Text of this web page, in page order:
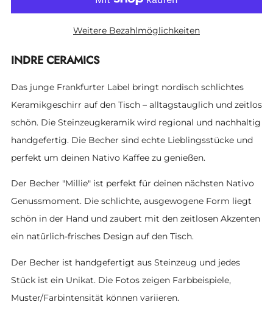
Weitere Bezahlmöglichkeiten
INDRE CERAMICS
Das junge Frankfurter Label bringt nordisch schlichtes
Keramikgeschirr auf den Tisch – alltagstauglich und zeitlos
schön. Die Steinzeugkeramik wird regional und nachhaltig
handgefertig. Die Becher sind echte Lieblingsstücke und
perfekt um deinen Nativo Kaffee zu genießen.
Der Becher "Millie" ist perfekt für deinen nächsten Nativo
Genussmoment. Die schlichte, ausgewogene Form liegt
schön in der Hand und zaubert mit den zeitlosen Akzenten
ein natürlich-frisches Design auf den Tisch.
Der Becher ist handgefertigt aus Steinzeug und jedes
Stück ist ein Unikat. Die Fotos zeigen Farbbeispiele,
Muster/Farbintensität können variieren.